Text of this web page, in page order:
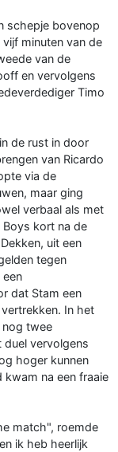
schepje bovenop
minuten van de
van de
en vervolgens
Timo
de rust in door
van Ricardo
via de
maar ging
verbaal als met
Boys kort na de
uit een
tegen
dat Stam een
In het
nog twee
duel vervolgens
hoger kunnen
na een fraaie
match", roemde
ik heb heerlijk